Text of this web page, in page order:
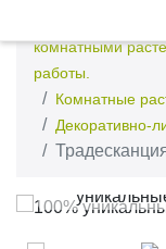
комнатными
работы.
Комнатные
Декоративно-